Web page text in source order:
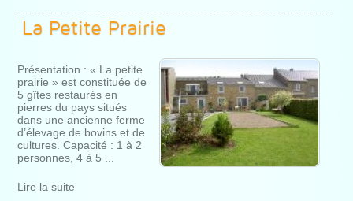
La Petite Prairie
Présentation : « La petite
prairie » est constituée de
5 gîtes restaurés en
pierres du pays situés
dans une ancienne ferme
d’élevage de bovins et de
cultures. Capacité : 1 à 2
personnes, 4 à 5 ...
Lire la suite